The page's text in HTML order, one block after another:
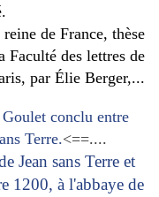
de France, thèse
Faculté des lettres de
par Élie Berger,...
conclu entre
Terre.<==....
Jean sans Terre et
1200, à l'abbaye de